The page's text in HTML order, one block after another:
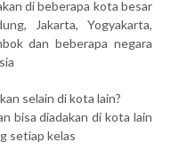
di beberapa kota besar
Jakarta, Yogyakarta,
dan beberapa negara
selain di kota lain?
bisa diadakan di kota lain
setiap kelas